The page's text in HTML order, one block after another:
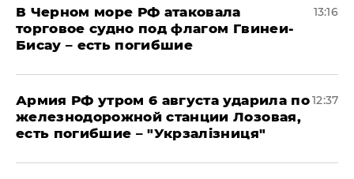
В Черном море РФ атаковала
торговое судно под флагом Гвинеи-
Бисау – есть погибшие
13:16
Армия РФ утром 6 августа ударила по
железнодорожной станции Лозовая,
есть погибшие – "Укрзалізниця"
12:37